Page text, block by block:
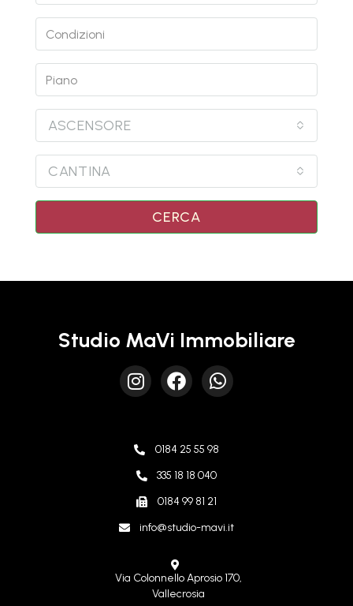
ASCENSORE
CANTINA
CERCA
Studio MaVi Immobiliare
0184 25 55 98
335 18 18 040
0184 99 81 21
info@studio-mavi.it
Via Colonnello Aprosio 170,
Vallecrosia